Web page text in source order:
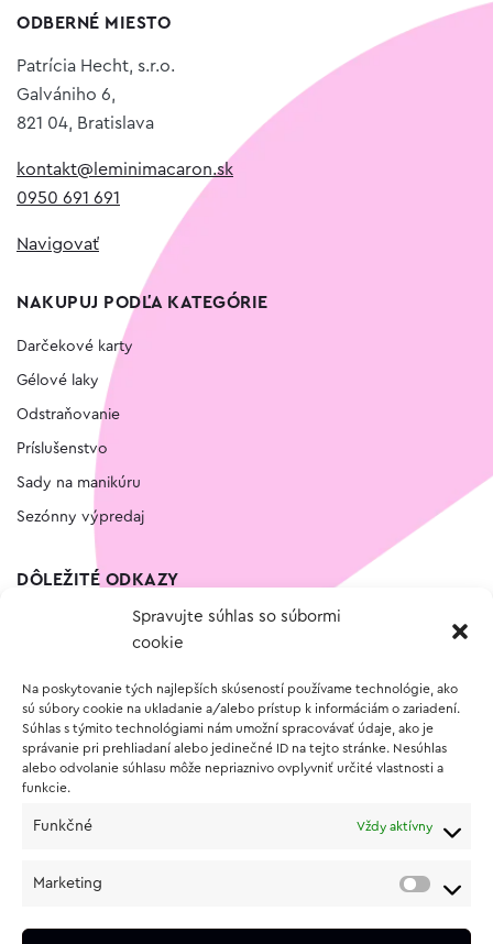
Spravujte súhlas so súbormi
cookie
Na poskytovanie tých najlepších skúseností používame technológie, ako
sú súbory cookie na ukladanie a/alebo prístup k informáciám o zariadení.
Súhlas s týmito technológiami nám umožní spracovávať údaje, ako je
správanie pri prehliadaní alebo jedinečné ID na tejto stránke. Nesúhlas
alebo odvolanie súhlasu môže nepriaznivo ovplyvniť určité vlastnosti a
funkcie.
Funkčné Vždy aktívny
Marketing
ODBERNÉ MIESTO
Patrícia Hecht, s.r.o.
Galvániho 6,
821 04, Bratislava
kontakt@leminimacaron.sk
0950 691 691
Navigovať
NAKUPUJ PODĽA KATEGÓRIE
Darčekové karty
Gélové laky
Odstraňovanie
Príslušenstvo
Sady na manikúru
Sezónny výpredaj
DÔLEŽITÉ ODKAZY
Vernostný program
O NÁKUPE
Vrátenie a reklamácia tovaru